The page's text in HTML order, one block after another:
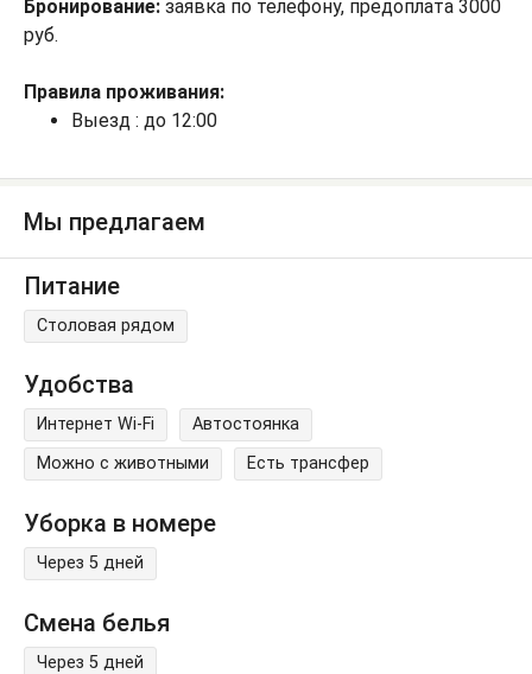
Бронирование: заявка по телефону, предоплата 3000
руб.
Правила проживания:
Выезд : до 12:00
Мы предлагаем
Питание
Столовая рядом
Удобства
Интернет Wi-Fi
Автостоянка
Можно с животными
Есть трансфер
Уборка в номере
Через 5 дней
Смена белья
Через 5 дней